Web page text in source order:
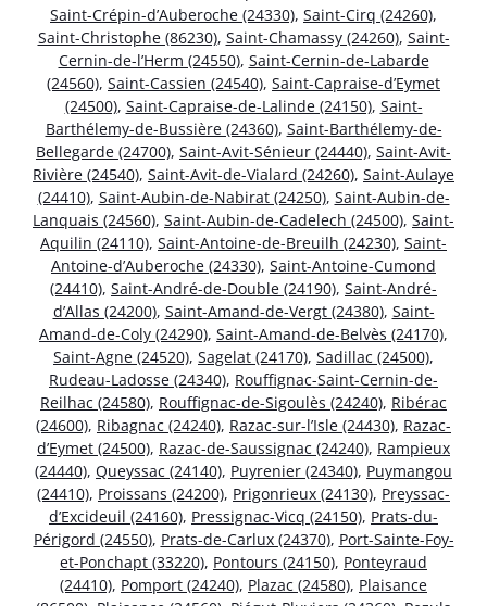
Saint-Crépin-d’Auberoche (24330), Saint-Cirq (24260),
Saint-Christophe (86230), Saint-Chamassy (24260), Saint-
Cernin-de-l’Herm (24550), Saint-Cernin-de-Labarde
(24560), Saint-Cassien (24540), Saint-Capraise-d’Eymet
(24500), Saint-Capraise-de-Lalinde (24150), Saint-
Barthélemy-de-Bussière (24360), Saint-Barthélemy-de-
Bellegarde (24700), Saint-Avit-Sénieur (24440), Saint-Avit-
Rivière (24540), Saint-Avit-de-Vialard (24260), Saint-Aulaye
(24410), Saint-Aubin-de-Nabirat (24250), Saint-Aubin-de-
Lanquais (24560), Saint-Aubin-de-Cadelech (24500), Saint-
Aquilin (24110), Saint-Antoine-de-Breuilh (24230), Saint-
Antoine-d’Auberoche (24330), Saint-Antoine-Cumond
(24410), Saint-André-de-Double (24190), Saint-André-
d’Allas (24200), Saint-Amand-de-Vergt (24380), Saint-
Amand-de-Coly (24290), Saint-Amand-de-Belvès (24170),
Saint-Agne (24520), Sagelat (24170), Sadillac (24500),
Rudeau-Ladosse (24340), Rouffignac-Saint-Cernin-de-
Reilhac (24580), Rouffignac-de-Sigoulès (24240), Ribérac
(24600), Ribagnac (24240), Razac-sur-l’Isle (24430), Razac-
d’Eymet (24500), Razac-de-Saussignac (24240), Rampieux
(24440), Queyssac (24140), Puyrenier (24340), Puymangou
(24410), Proissans (24200), Prigonrieux (24130), Preyssac-
d’Excideuil (24160), Pressignac-Vicq (24150), Prats-du-
Périgord (24550), Prats-de-Carlux (24370), Port-Sainte-Foy-
et-Ponchapt (33220), Pontours (24150), Ponteyraud
(24410), Pomport (24240), Plazac (24580), Plaisance